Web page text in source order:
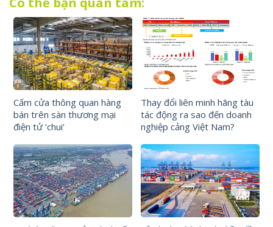
Cấm cửa thông quan hàng
bán trên sàn thương mại
điện tử ‘chui’
Thay đổi liên minh hãng tàu
tác động ra sao đến doanh
nghiệp cảng Việt Nam?